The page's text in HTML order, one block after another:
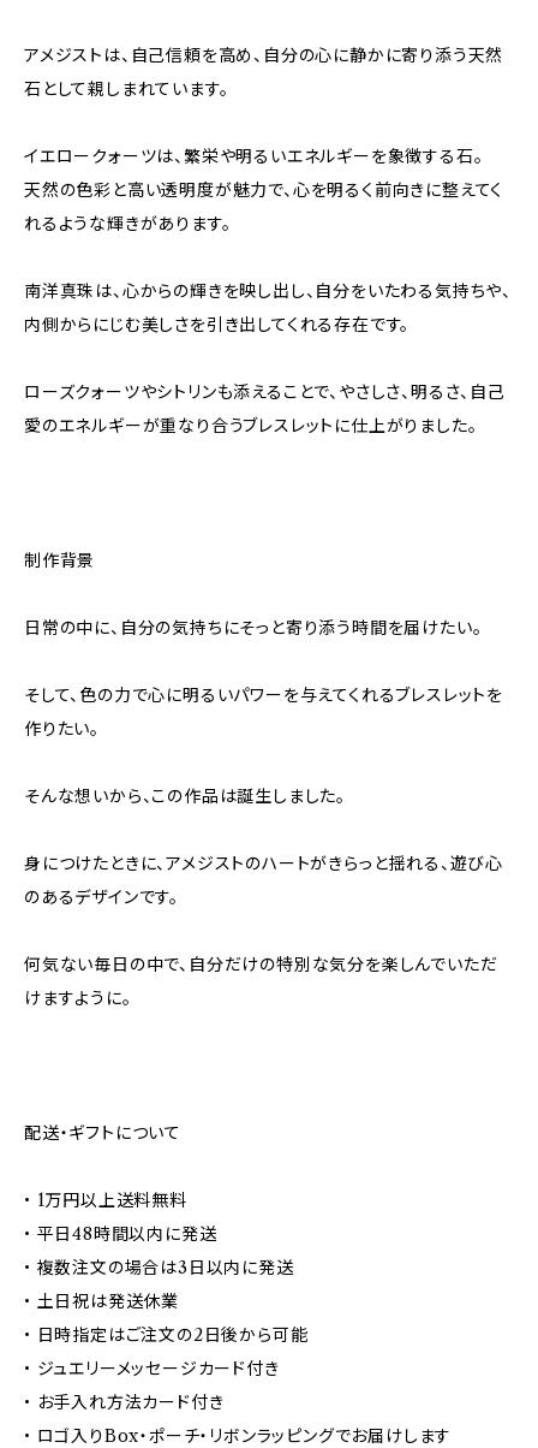
アメジストは、自己信頼を高め、自分の心に静かに寄り添う天然
石として親しまれています。
イエロークォーツは、繁栄や明るいエネルギーを象徴する石。
天然の色彩と高い透明度が魅力で、心を明るく前向きに整えてく
れるような輝きがあります。
南洋真珠は、心からの輝きを映し出し、自分をいたわる気持ちや、
内側からにじむ美しさを引き出してくれる存在です。
ローズクォーツやシトリンも添えることで、やさしさ、明るさ、自己
愛のエネルギーが重なり合うブレスレットに仕上がりました。
制作背景
日常の中に、自分の気持ちにそっと寄り添う時間を届けたい。
そして、色の力で心に明るいパワーを与えてくれるブレスレットを
作りたい。
そんな想いから、この作品は誕生しました。
身につけたときに、アメジストのハートがきらっと揺れる、遊び心
のあるデザインです。
何気ない毎日の中で、自分だけの特別な気分を楽しんでいただ
けますように。
配送・ギフトについて
• 1万円以上送料無料
• 平日48時間以内に発送
• 複数注文の場合は3日以内に発送
• 土日祝は発送休業
• 日時指定はご注文の2日後から可能
• ジュエリーメッセージカード付き
• お手入れ方法カード付き
• ロゴ入りBox・ポーチ・リボンラッピングでお届けします